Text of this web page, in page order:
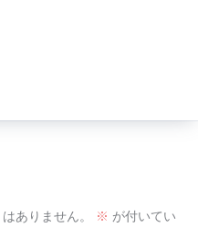
ありません。 ※ が付いてい